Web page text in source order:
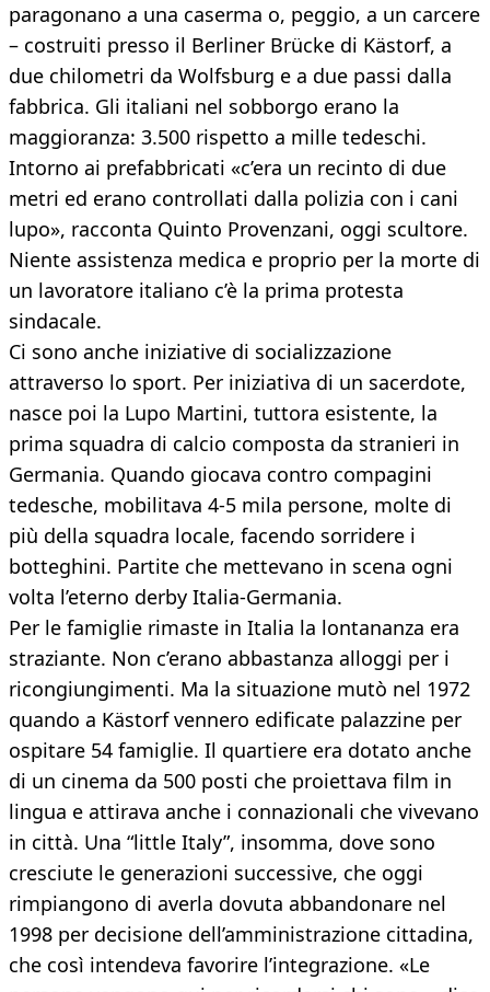
paragonano a una caserma o, peggio, a un carcere
– costruiti presso il Berliner Brücke di Kästorf, a
due chilometri da Wolfsburg e a due passi dalla
fabbrica. Gli italiani nel sobborgo erano la
maggioranza: 3.500 rispetto a mille tedeschi.
Intorno ai prefabbricati «c’era un recinto di due
metri ed erano controllati dalla polizia con i cani
lupo», racconta Quinto Provenzani, oggi scultore.
Niente assistenza medica e proprio per la morte di
un lavoratore italiano c’è la prima protesta
sindacale.
Ci sono anche iniziative di socializzazione
attraverso lo sport. Per iniziativa di un sacerdote,
nasce poi la Lupo Martini, tuttora esistente, la
prima squadra di calcio composta da stranieri in
Germania. Quando giocava contro compagini
tedesche, mobilitava 4-5 mila persone, molte di
più della squadra locale, facendo sorridere i
botteghini. Partite che mettevano in scena ogni
volta l’eterno derby Italia-Germania.
Per le famiglie rimaste in Italia la lontananza era
straziante. Non c’erano abbastanza alloggi per i
ricongiungimenti. Ma la situazione mutò nel 1972
quando a Kästorf vennero edificate palazzine per
ospitare 54 famiglie. Il quartiere era dotato anche
di un cinema da 500 posti che proiettava film in
lingua e attirava anche i connazionali che vivevano
in città. Una “little Italy”, insomma, dove sono
cresciute le generazioni successive, che oggi
rimpiangono di averla dovuta abbandonare nel
1998 per decisione dell’amministrazione cittadina,
che così intendeva favorire l’integrazione. «Le